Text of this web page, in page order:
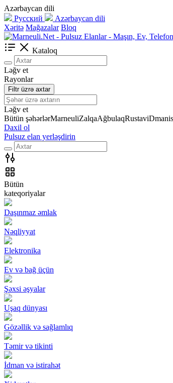
Azərbaycan dili
Русский
Azərbaycan dili
Xəritə Mağazalar Bloq
Kataloq
Ləğv et
Rayonlar
Filtr üzrə axtar
Ləğv et
Bütün şəhərlərMarneuliZalqaAğbulaqRustavi
Daxil ol
Pulsuz elan yerləşdirin
Bütün
kateqoriyalar
Daşınmaz əmlak
Nəqliyyat
Elektronika
Ev və bağ üçün
Şəxsi əşyalar
Uşaq dünyası
Gözəllik və sağlamlıq
Təmir və tikinti
İdman və istirahət